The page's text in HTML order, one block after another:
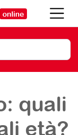
online
quali
età?